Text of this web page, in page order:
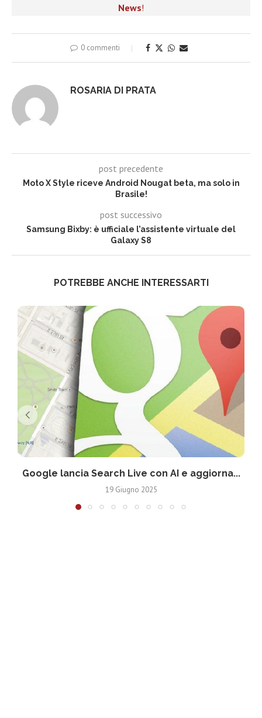
News!
0 commenti
ROSARIA DI PRATA
post precedente
Moto X Style riceve Android Nougat beta, ma solo in
Brasile!
post successivo
Samsung Bixby: è ufficiale l’assistente virtuale del
Galaxy S8
POTREBBE ANCHE INTERESSARTI
Google lancia Search Live con AI e aggiorna...
19 Giugno 2025